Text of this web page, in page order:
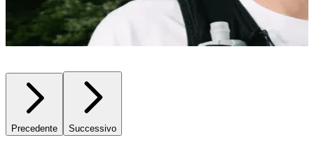
Precedente Successivo